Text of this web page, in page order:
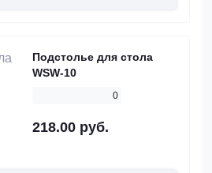
Подстолье для стола
WSW-10
0
218.00 руб.